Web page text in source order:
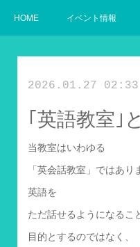
HOME イベント情報
2026.01.27 02:33
｢英語教室
当教室はいわゆる
「英会話教室」ではあり
英語を
ただ話せるようになるこ
目的とするのではなく、